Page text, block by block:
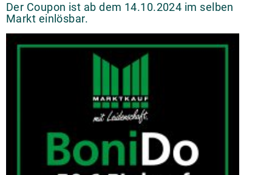
Der Coupon ist ab dem 14.10.2024 im selben
Markt einlösbar.